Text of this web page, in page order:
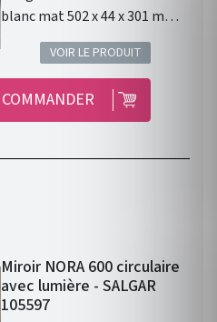
blanc mat 502 x 44 x 301 mm :
un élément design pour votre
salle de bain.VOIR LE PRODUIT
COMMANDER
Miroir NORA 600 circulaire
avec lumière - SALGAR
105597